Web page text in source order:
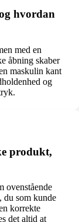
hvordan
med en
åbning skaber
maskulin kant
og
produkt,
ovenstående
du som kunde
korrekte
det altid at